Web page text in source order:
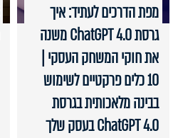
מפת הדרכים לעתיד: איך
גרסת ChatGPT 4.0 משנה
את חוקי המשחק העסקי |
10 כלים פרקטיים לשימוש
בבינה מלאכותית בגרסת
ChatGPT 4.0 בעסק שלך